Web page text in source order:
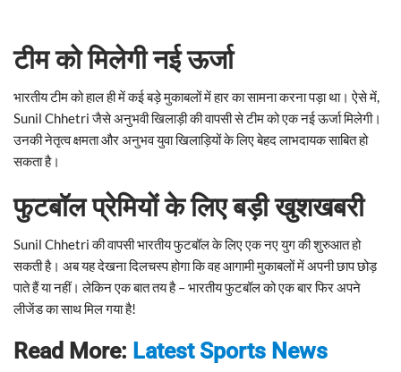
टीम को मिलेगी नई ऊर्जा
भारतीय टीम को हाल ही में कई बड़े मुकाबलों में हार का सामना करना पड़ा था। ऐसे में,
Sunil Chhetri जैसे अनुभवी खिलाड़ी की वापसी से टीम को एक नई ऊर्जा मिलेगी।
उनकी नेतृत्व क्षमता और अनुभव युवा खिलाड़ियों के लिए बेहद लाभदायक साबित हो
सकता है।
फुटबॉल प्रेमियों के लिए बड़ी खुशखबरी
Sunil Chhetri की वापसी भारतीय फुटबॉल के लिए एक नए युग की शुरुआत हो
सकती है। अब यह देखना दिलचस्प होगा कि वह आगामी मुकाबलों में अपनी छाप छोड़
पाते हैं या नहीं। लेकिन एक बात तय है – भारतीय फुटबॉल को एक बार फिर अपने
लीजेंड का साथ मिल गया है!
Read More: Latest Sports News